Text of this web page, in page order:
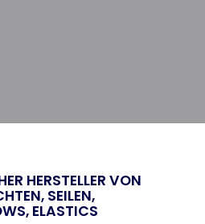
HERSTELLER VON
SEILEN,
ELASTICS